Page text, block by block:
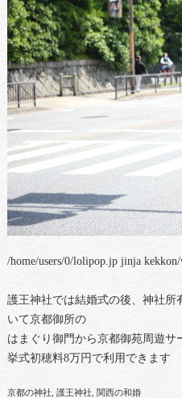
/home/users/0/lolipop.jp jinja
護王神社では結婚式の後、神社所
いて京都御所の
はまぐり御門から京都御苑周遊サ
挙式初穂料8万円で利用できます
京都の神社 護王神社 関西の和婚